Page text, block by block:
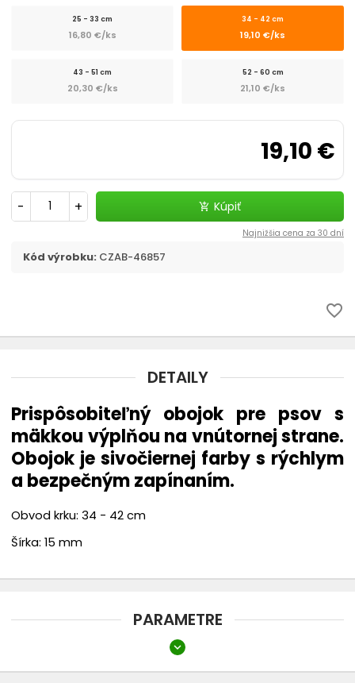
Kozmetika a hygiena chevron_right
Výcvik a šport
Dvierka
Topánky
Rádiové oplotenie
Búdy
Chovateľské vysávače THOMAS
25 - 33 cm
16,80 €/ks
34 - 42 cm
19,10 €/ks
43 - 51 cm
20,30 €/ks
52 - 60 cm
21,10 €/ks
19,10 €
- + add_shopping_cart Kúpiť
Najnižšia cena za 30 dní
Kód výrobku: CZAB-46857
favorite_border
DETAILY
Prispôsobiteľný obojok pre psov s
mäkkou výplňou na vnútornej strane.
Obojok je sivočiernej farby s rýchlym
a bezpečným zapínaním.
Obvod krku: 34 - 42 cm
Šírka: 15 mm
PARAMETRE
expand_more